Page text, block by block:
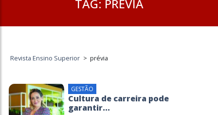
TAG: PRÉVIA
Revista Ensino Superior > prévia
GESTÃO
Cultura de carreira pode
garantir...